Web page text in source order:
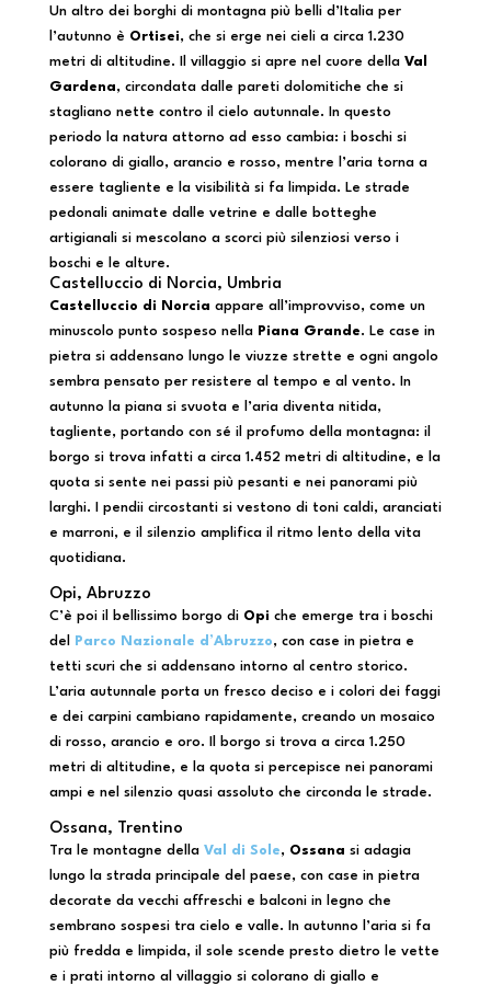
Un altro dei borghi di montagna più belli d’Italia per
l’autunno è Ortisei, che si erge nei cieli a circa 1.230
metri di altitudine. Il villaggio si apre nel cuore della Val
Gardena, circondata dalle pareti dolomitiche che si
stagliano nette contro il cielo autunnale. In questo
periodo la natura attorno ad esso cambia: i boschi si
colorano di giallo, arancio e rosso, mentre l’aria torna a
essere tagliente e la visibilità si fa limpida. Le strade
pedonali animate dalle vetrine e dalle botteghe
artigianali si mescolano a scorci più silenziosi verso i
boschi e le alture.
Castelluccio di Norcia, Umbria
Castelluccio di Norcia appare all’improvviso, come un
minuscolo punto sospeso nella Piana Grande. Le case in
pietra si addensano lungo le viuzze strette e ogni angolo
sembra pensato per resistere al tempo e al vento. In
autunno la piana si svuota e l’aria diventa nitida,
tagliente, portando con sé il profumo della montagna: il
borgo si trova infatti a circa 1.452 metri di altitudine, e la
quota si sente nei passi più pesanti e nei panorami più
larghi. I pendii circostanti si vestono di toni caldi, aranciati
e marroni, e il silenzio amplifica il ritmo lento della vita
quotidiana.
Opi, Abruzzo
C’è poi il bellissimo borgo di Opi che emerge tra i boschi
del
Parco Nazionale d’Abruzzo, con case in pietra e
tetti scuri che si addensano intorno al centro storico.
L’aria autunnale porta un fresco deciso e i colori dei faggi
e dei carpini cambiano rapidamente, creando un mosaico
di rosso, arancio e oro. Il borgo si trova a circa 1.250
metri di altitudine, e la quota si percepisce nei panorami
ampi e nel silenzio quasi assoluto che circonda le strade.
Ossana, Trentino
Tra le montagne della Val di Sole, Ossana si adagia
lungo la strada principale del paese, con case in pietra
decorate da vecchi affreschi e balconi in legno che
sembrano sospesi tra cielo e valle. In autunno l’aria si fa
più fredda e limpida, il sole scende presto dietro le vette
e i prati intorno al villaggio si colorano di giallo e